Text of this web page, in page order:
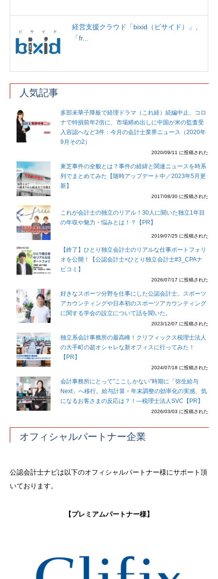
経営支援クラウド「bixid（ビサイド）」、
「fr...
人気記事
多部未華子降板で経理ドラマ（これ経）続編中止、コロ
ナで特損前年2倍に、市場締め出しに中国が米の監査受
入容認へなど3件：今月の会計士業界ニュース（2020年
9月その2）
2020/09/11 に投稿された
東芝事件の全貌とは？事件の経緯と関連ニュースを時系
列でまとめてみた【随時アップデート中／2023年5月更
新】
2017/08/30 に投稿された
これが会計士の独立のリアル！30人に聞いた独立1年目
の年収や魅力・悩みとは！？【PR】
2019/07/25 に投稿された
【終了】ひとり独立会計士のリアルな仕事ポートフォリ
オを公開！【公認会計士×ひとり独立会計士#3_CPAナ
ビコミ】
2026/07/17 に投稿された
好きなスポーツ分野を仕事にした公認会計士。スポーツ
アカウンティングや日本初のスポーツアカウンティング
に関する学会の設立について話を聞いた。
2023/12/07 に投稿された
独立系会計事務所の最高峰！クリフィックス税理士法人
の大手町の超オシャレな新オフィスに行ってみた！
【PR】
2024/07/18 に投稿された
会計事務所にとって”ここしかない”時期に「弥生給与
Next」へ移行。給与計算・年末調整の効率化の実感、気
になるお客さまの反応は？！―税理士法人SVC【PR】
2026/03/03 に投稿された
オフィシャルパートナー企業
公認会計士ナビは以下のオフィシャルパートナー様にサポート頂
いております。
【プレミアムパートナー様】